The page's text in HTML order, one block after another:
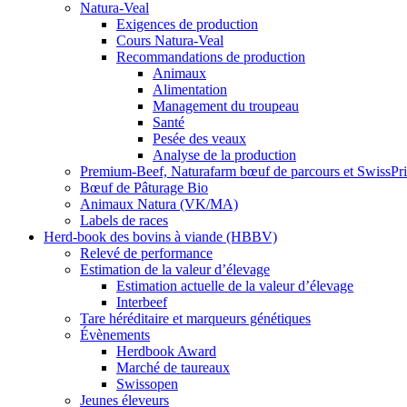
Natura-Veal
Exigences de production
Cours Natura-Veal
Recommandations de production
Animaux
Alimentation
Management du troupeau
Santé
Pesée des veaux
Analyse de la production
Premium-Beef, Naturafarm bœuf de parcours et
Bœuf de Pâturage Bio
Animaux Natura (VK/MA)
Labels de races
Herd-book des bovins à viande (HBBV)
Relevé de performance
Estimation de la valeur d’élevage
Estimation actuelle de la valeur d’élevage
Interbeef
Tare héréditaire et marqueurs génétiques
Évènements
Herdbook Award
Marché de taureaux
Swissopen
Jeunes éleveurs